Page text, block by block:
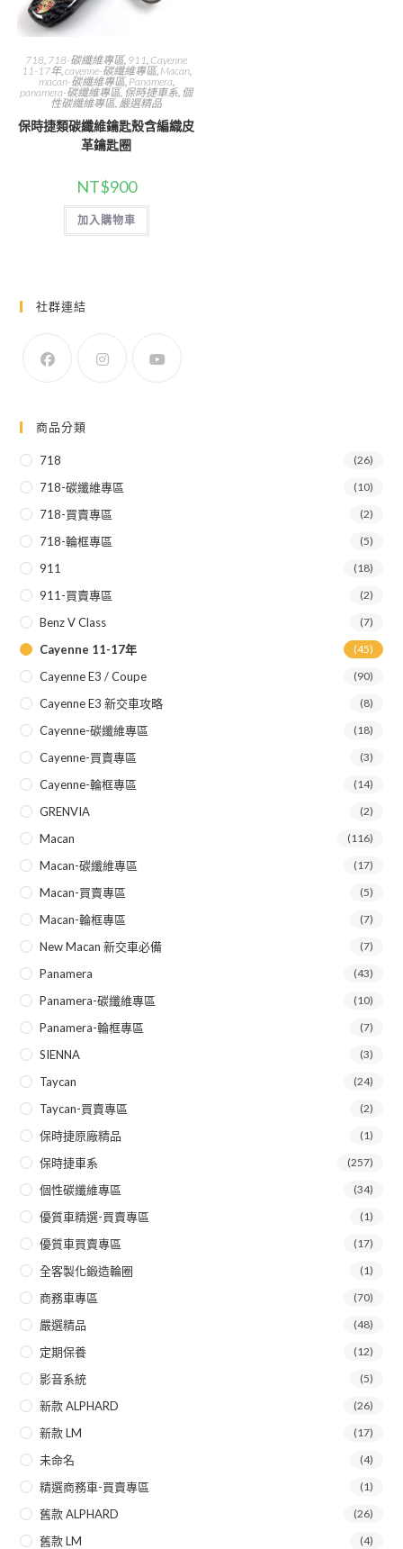
718 718-碳纖維專區, 911 Cayenne
11-17年, cayenne-碳纖維專區, Macan,
macan-碳纖維專區, Panamera
panamera-碳纖維專區, 保時捷車系 個
性碳纖維專區, 嚴選精品
保時捷類碳纖維鑰匙殼含編織皮
革鑰匙圈
NT$900
加入購物車
社群連結
商品分類
718 (26)
718-碳纖維專區 (10)
718-買賣專區 (2)
718-輪框專區 (5)
911 (18)
911-買賣專區 (2)
Benz V Class (7)
Cayenne 11-17年 (45)
Cayenne E3 / Coupe (90)
Cayenne E3 新交車攻略 (8)
Cayenne-碳纖維專區 (18)
Cayenne-買賣專區 (3)
Cayenne-輪框專區 (14)
GRENVIA (2)
Macan (116)
Macan-碳纖維專區 (17)
Macan-買賣專區 (5)
Macan-輪框專區 (7)
New Macan 新交車必備 (7)
Panamera (43)
Panamera-碳纖維專區 (10)
Panamera-輪框專區 (7)
SIENNA (3)
Taycan (24)
Taycan-買賣專區 (2)
保時捷原廠精品 (1)
保時捷車系 (257)
個性碳纖維專區 (34)
優質車精選-買賣專區 (1)
優質車買賣專區 (17)
全客製化鍛造輪圈 (1)
商務車專區 (70)
嚴選精品 (48)
定期保養 (12)
影音系統 (5)
新款 ALPHARD (26)
新款 LM (17)
未命名 (4)
精選商務車-買賣專區 (1)
舊款 ALPHARD (26)
舊款 LM (4)